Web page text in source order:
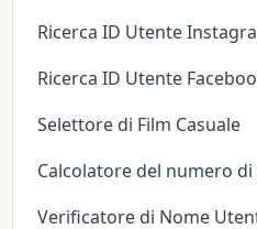
Ricerca ID Utente
Ricerca ID Utente
Selettore di Film Casuale
Calcolatore del numero
Verificatore di Nome